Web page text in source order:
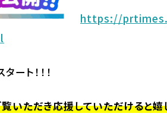
https://
ト！！！
いただき応援していただけると嬉